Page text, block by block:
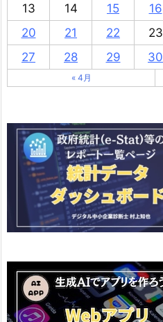
13
14 15 16
20
21 22 23
27
28 29 30
« 4月